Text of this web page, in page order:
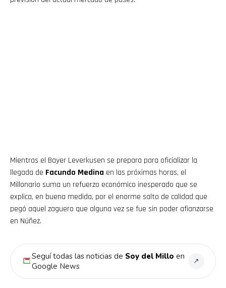
Mientras el Bayer Leverkusen se prepara para oficializar la
llegada de Facundo Medina en las próximas horas, el
Millonario suma un refuerzo económico inesperado que se
explica, en buena medida, por el enorme salto de calidad que
pegó aquel zaguero que alguna vez se fue sin poder afianzarse
en Núñez.
Seguí todas las noticias de Soy del Millo en
Google News
↗